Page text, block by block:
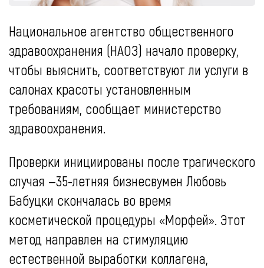
Национальное агентство общественного
здравоохранения (НАОЗ) начало проверку,
чтобы выяснить, соответствуют ли услуги в
салонах красоты установленным
требованиям, сообщает министерство
здравоохранения.
Проверки инициированы после трагического
случая —35-летняя бизнесвумен Любовь
Бабуцки скончалась во время
косметической процедуры «Морфей». Этот
метод направлен на стимуляцию
естественной выработки коллагена,